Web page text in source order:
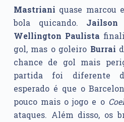
Mastriani quase marcou
bola quicando. Jailson
Wellington Paulista
gol, mas o goleiro Burrai
chance de gol mais
partida foi diferente
esperado é que o
pouco mais o jogo e o
ataques. Além disso, os